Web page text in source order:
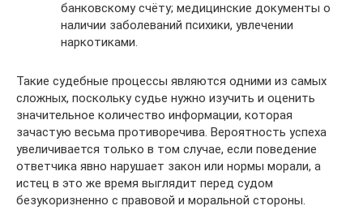
банковскому счёту; медицинские документы о
наличии заболеваний психики, увлечении
наркотиками.
Такие судебные процессы являются одними из самых
сложных, поскольку судье нужно изучить и оценить
значительное количество информации, которая
зачастую весьма противоречива. Вероятность успеха
увеличивается только в том случае, если поведение
ответчика явно нарушает закон или нормы морали, а
истец в это же время выглядит перед судом
безукоризненно с правовой и моральной стороны.